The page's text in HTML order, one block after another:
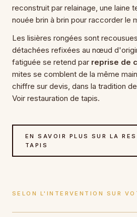
reconstruit par relainage, une laine
nouée brin à brin pour raccorder le
Les lisières rongées sont
détachées refixées au nœud
fatiguée se retend par reprise de
mites se comblent de la même
chiffre sur devis, dans la tradition
Voir restauration de tapis.
EN SAVOIR PLUS SUR LA
TAPIS
SELON L'INTERVENTION SUR